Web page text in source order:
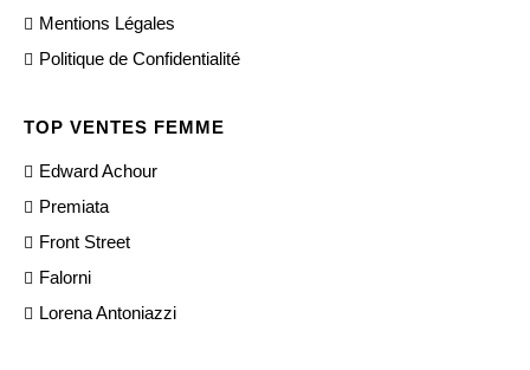
Mentions Légales
Politique de Confidentialité
TOP VENTES FEMME
Edward Achour
Premiata
Front Street
Falorni
Lorena Antoniazzi